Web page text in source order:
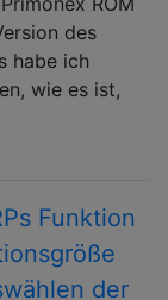
des
habe ich
wie es ist,
Funktion
der